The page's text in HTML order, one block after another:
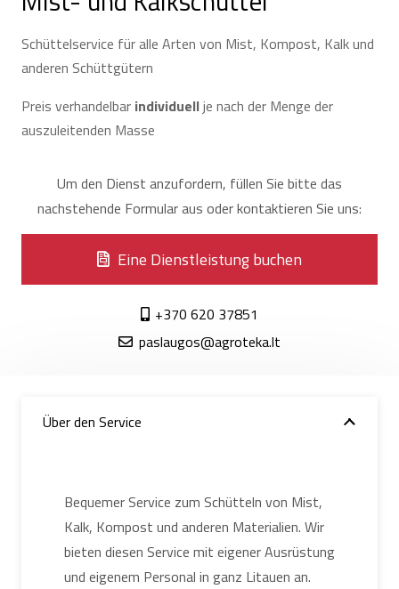
Schüttelservice für alle Arten von Mist, Kompost, Kalk und
anderen Schüttgütern
Preis verhandelbar individuellje nach der Menge der
auszuleitenden Masse
Um den Dienst anzufordern, füllen Sie bitte das
nachstehende Formular aus oder kontaktieren Sie uns:
Eine Dienstleistung buchen
+370 620 37851
paslaugos@agroteka.lt
Über den Service
Bequemer Service zum Schütteln von Mist,
Kalk, Kompost und anderen Materialien. Wir
bieten diesen Service mit eigener Ausrüstung
und eigenem Personal in ganz Litauen an.